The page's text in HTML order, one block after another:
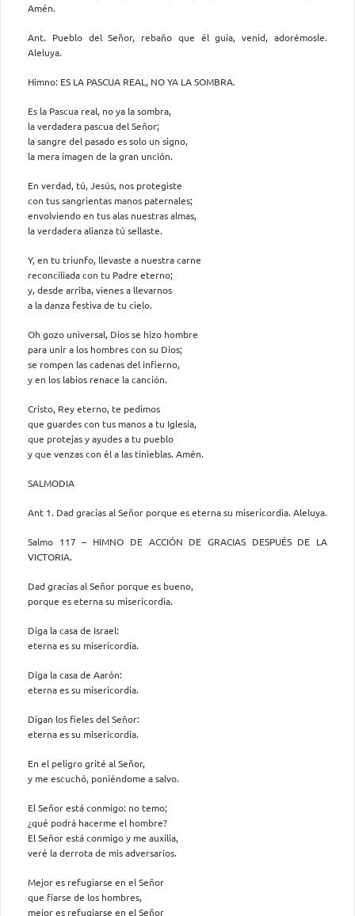
Amén.
Ant. Pueblo del Señor, rebaño que él guía, venid, adorémosle.
Aleluya.
Himno: ES LA PASCUA REAL, NO YA LA SOMBRA.
Es la Pascua real, no ya la sombra,
la verdadera pascua del Señor;
la sangre del pasado es solo un signo,
la mera imagen de la gran unción.
En verdad, tú, Jesús, nos protegiste
con tus sangrientas manos paternales;
envolviendo en tus alas nuestras almas,
la verdadera alianza tú sellaste.
Y, en tu triunfo, llevaste a nuestra carne
reconciliada con tu Padre eterno;
y, desde arriba, vienes a llevarnos
a la danza festiva de tu cielo.
Oh gozo universal, Dios se hizo hombre
para unir a los hombres con su Dios;
se rompen las cadenas del infierno,
y en los labios renace la canción.
Cristo, Rey eterno, te pedimos
que guardes con tus manos a tu Iglesia,
que protejas y ayudes a tu pueblo
y que venzas con él a las tinieblas. Amén.
SALMODIA
Ant 1. Dad gracias al Señor porque es eterna su misericordia. Aleluya.
Salmo 117 – HIMNO DE ACCIÓN DE GRACIAS DESPUÉS DE LA
VICTORIA.
Dad gracias al Señor porque es bueno,
porque es eterna su misericordia.
Diga la casa de Israel:
eterna es su misericordia.
Diga la casa de Aarón:
eterna es su misericordia.
Digan los fieles del Señor:
eterna es su misericordia.
En el peligro grité al Señor,
y me escuchó, poniéndome a salvo.
El Señor está conmigo: no temo;
¿qué podrá hacerme el hombre?
El Señor está conmigo y me auxilia,
veré la derrota de mis adversarios.
Mejor es refugiarse en el Señor
que fiarse de los hombres,
mejor es refugiarse en el Señor